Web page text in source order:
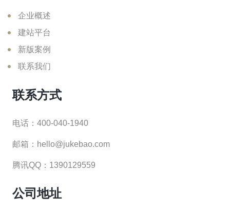
企业概述
建站平台
新版案例
联系我们
联系方式
电话：400-040-1940
邮箱：hello@jukebao.com
腾讯QQ：1390129559
公司地址